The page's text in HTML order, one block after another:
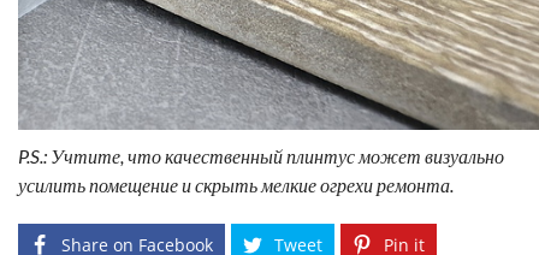
P.S.: Учтите, что качественный плинтус может визуально
усилить помещение и скрыть мелкие огрехи ремонта.
Share on Facebook Tweet Pin it